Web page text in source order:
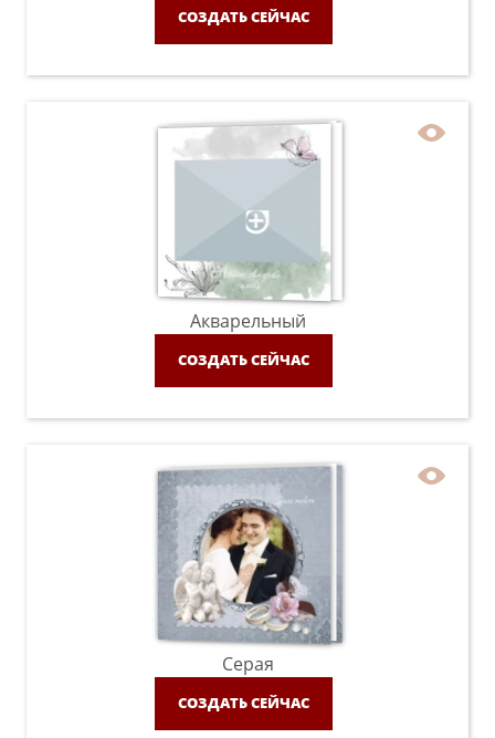
СОЗДАТЬ СЕЙЧАС
Акварельный
СОЗДАТЬ СЕЙЧАС
Серая
СОЗДАТЬ СЕЙЧАС